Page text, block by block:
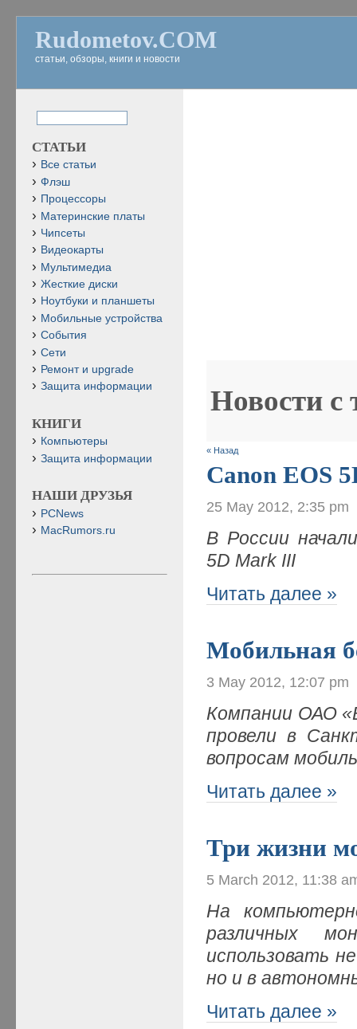
Rudometov.COM
статьи, обзоры, книги и новости
Новости с
« Назад
Canon EOS
25 May 2012, 2:35 pm
В России
5D Mark III
Читать далее »
Мобильная
3 May 2012, 12:07 pm
Компании ОАО
провели в
вопросам
Читать далее »
Три жизни
5 March 2012, 11:38
На
различных
использовать
но и в
Читать далее »
СТАТЬИ
Все статьи
Флэш
Процессоры
Материнские платы
Чипсеты
Видеокарты
Мультимедиа
Жесткие диски
Ноутбуки и планшеты
Мобильные устройства
События
Сети
Ремонт и upgrade
Защита информации
КНИГИ
Компьютеры
Защита информации
НАШИ ДРУЗЬЯ
PCNews
MacRumors.ru